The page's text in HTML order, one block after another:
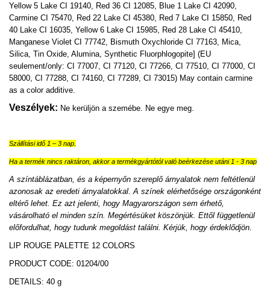
Yellow 5 Lake CI 19140, Red 36 CI 12085, Blue 1 Lake CI 42090,
Carmine CI 75470, Red 22 Lake CI 45380, Red 7 Lake CI 15850, Red
40 Lake CI 16035, Yellow 6 Lake CI 15985, Red 28 Lake CI 45410,
Manganese Violet CI 77742, Bismuth Oxychloride CI 77163, Mica,
Silica, Tin Oxide, Alumina, Synthetic Fluorphlogopite] (EU
seulement/only: CI 77007, CI 77120, CI 77266, CI 77510, CI 77000, CI
58000, CI 77288, CI 74160, CI 77289, CI 73015) May contain carmine
as a color additive.
Veszélyek: Ne kerüljön a szemébe. Ne egye meg.
Szállítási idő 1 – 3 nap.
Ha a termék nincs raktáron, akkor a termékgyártótól való beérkezése utáni 1 - 3 nap
A színtáblázatban, és a képernyőn szereplő árnyalatok nem feltétlenül
azonosak az eredeti árnyalatokkal. A színek elérhetősége országonként
eltérő lehet. Ez azt jelenti, hogy Magyarországon sem érhető,
vásárolható el minden szín. Megértésüket köszönjük. Ettől függetlenül
előfordulhat, hogy tudunk megoldást találni. Kérjük, hogy érdeklődjön.
LIP ROUGE PALETTE 12 COLORS
PRODUCT CODE: 01204/00
DETAILS: 40 g